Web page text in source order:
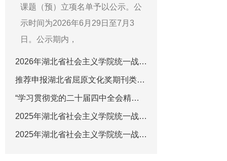
课题（预）立项名单予以公示。公
示时间为2026年6月29日至7月3
日。公示期内，
2026年湖北省社会主义学院统一战线智库课题招标公告
推荐申报湖北省屈原文化奖期刊类出版奖公示
“学习贯彻党的二十届四中全会精神”专栏征稿启事
2025年湖北省社会主义学院统一战线智库招标课题立项名单公示
2025年湖北省社会主义学院统一战线智库课题招标公告